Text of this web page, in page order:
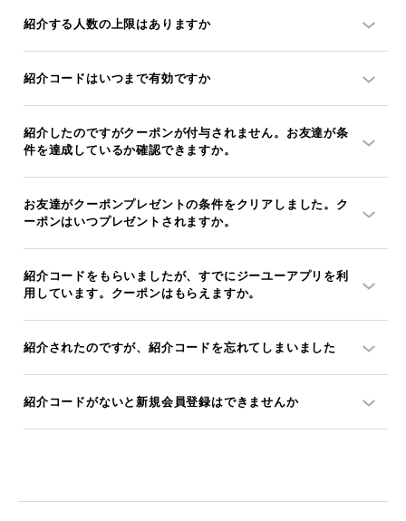
紹介する人数の上限はありますか
紹介コードはいつまで有効ですか
紹介したのですがクーポンが付与されません。お友達が条
件を達成しているか確認できますか。
お友達がクーポンプレゼントの条件をクリアしました。ク
ーポンはいつプレゼントされますか。
紹介コードをもらいましたが、すでにジーユーアプリを利
用しています。クーポンはもらえますか。
紹介されたのですが、紹介コードを忘れてしまいました
紹介コードがないと新規会員登録はできませんか